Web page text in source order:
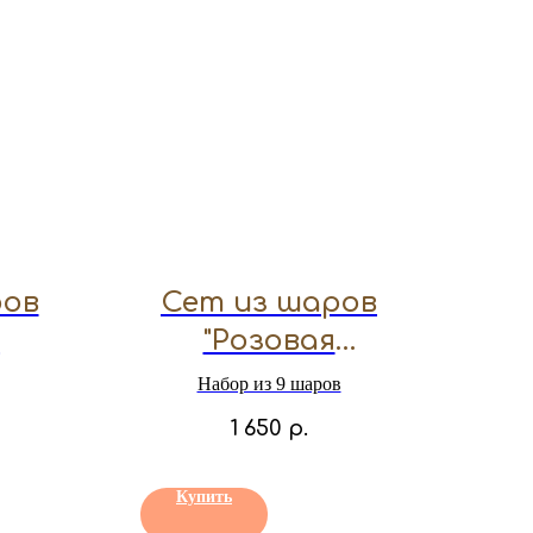
Сет из шаров
"Розовая
снежинка"
Набор из 9 шаров
1 650 р.
Купить